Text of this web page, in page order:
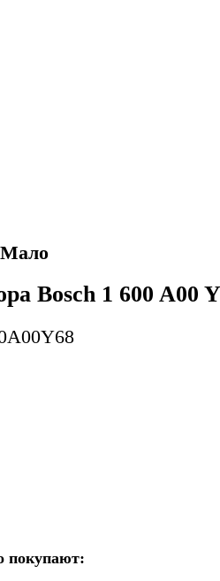
Мало
Bosch 1 600 A00
покупают: